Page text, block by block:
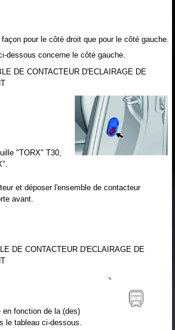
pour le côté droit que pour le côté gauche.
dessous concerne le côté gauche.
DE CONTACTEUR D'ECLAIRAGE DE
"TORX" T30,
et déposer l'ensemble de contacteur
avant.
DE CONTACTEUR D'ECLAIRAGE DE
fonction de la (des)
le tableau ci-dessous.